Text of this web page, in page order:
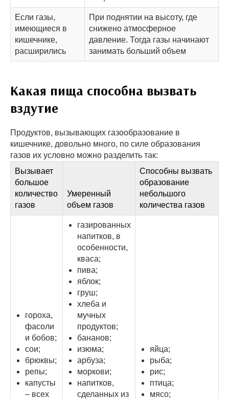
Если газы,
имеющиеся в
кишечнике,
расширились
При поднятии на высоту, где
снижено атмосферное
давление. Тогда газы начинают
занимать больший объем
Какая пища способна вызвать
вздутие
Продуктов, вызывающих газообразование в
кишечнике, довольно много, по силе образования
газов их условно можно разделить так:
Вызывает
большое
количество
газов
Умеренный
объем газов
Способны вызвать
образование
небольшого
количества газов
гороха,
фасоли
и бобов;
сои;
брюквы;
репы;
капусты
– всех
газированных
напитков, в
особенности,
кваса;
пива;
яблок;
груш;
хлеба и
мучных
продуктов;
бананов;
изюма;
арбуза;
моркови;
напитков,
сделанных из
яйца;
рыба;
рис;
птица;
мясо;